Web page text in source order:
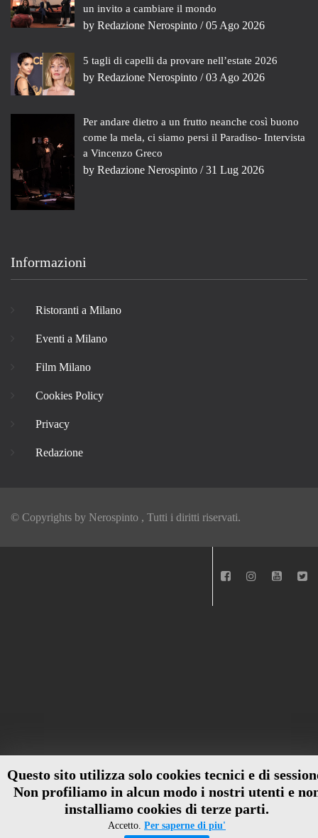
Questo sito utilizza solo cookies tecnici e di
Non profiliamo in alcun modo i nostri utenti e
installiamo cookies di terze parti.
Accetto. Per saperne di piu'
un invito a cambiare il mondo
by Redazione Nerospinto / 05 Ago 2026
5 tagli di capelli da provare nell’estate 2026
by Redazione Nerospinto / 03 Ago 2026
Per andare dietro a un frutto neanche così buono
come la mela, ci siamo persi il Paradiso- Intervista
a Vincenzo Greco
by Redazione Nerospinto / 31 Lug 2026
Informazioni
Ristoranti a Milano
Eventi a Milano
Film Milano
Cookies Policy
Privacy
Redazione
© Copyrights by Nerospinto , Tutti i diritti riservati.